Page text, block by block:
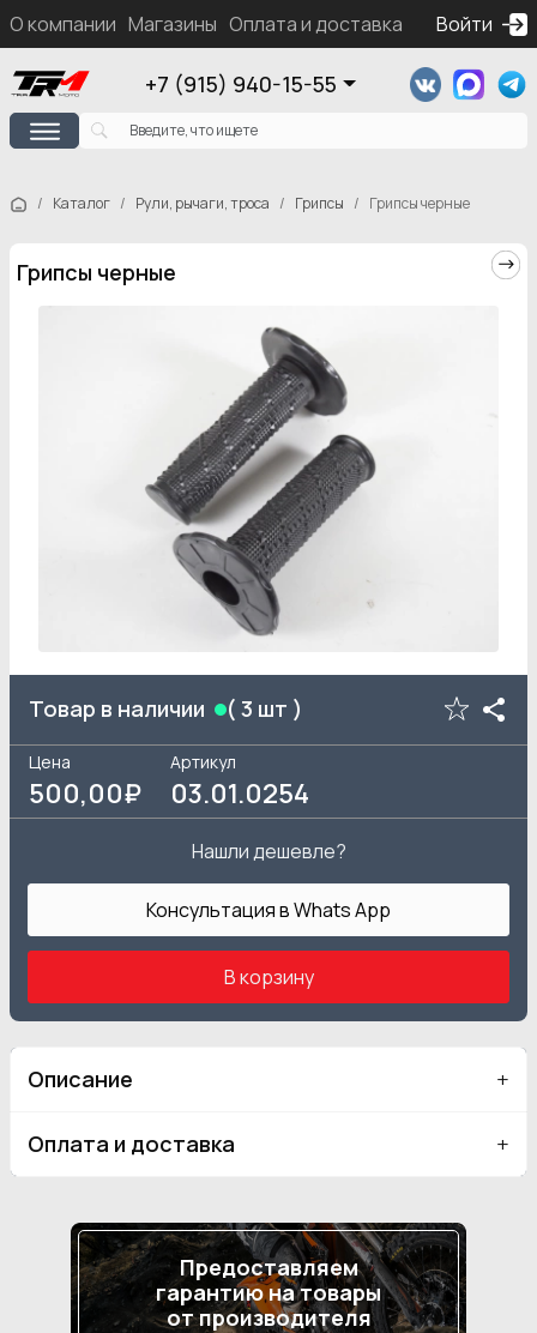
О компании Магазины Оплата и доставка Контакты
Войти
+7 (915) 940-15-55
Каталог Рули, рычаги, троса Грипсы Грипсы черные
Грипсы черные
Товар в наличии ( 3 шт )
Цена
500,00₽
Артикул
03.01.0254
Нашли дешевле?
Консультация в Whats App
В корзину
Описание
Оплата и доставка
Предоставляем
гарантию на товары
от производителя